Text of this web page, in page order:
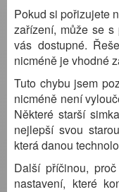
Pokud si pořizujete
zařízení, může se s
vás dostupné.
nicméně je vhodné
Tuto chybu jsem
nicméně není
Některé starší
nejlepší svou
která danou
Další příčinou,
nastavení, které